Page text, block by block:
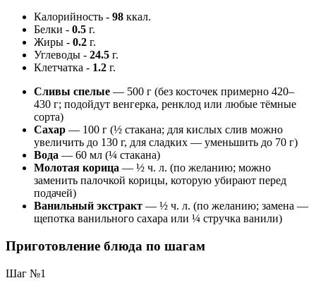
Калорийность - 98 ккал.
Белки - 0.5 г.
Жиры - 0.2 г.
Углеводы - 24.5 г.
Клетчатка - 1.2 г.
Сливы спелые — 500 г (без косточек примерно 420–
430 г; подойдут венгерка, ренклод или любые тёмные
сорта)
Сахар — 100 г (½ стакана; для кислых слив можно
увеличить до 130 г, для сладких — уменьшить до 70 г)
Вода — 60 мл (¼ стакана)
Молотая корица — ½ ч. л. (по желанию; можно
заменить палочкой корицы, которую убирают перед
подачей)
Ванильный экстракт — ½ ч. л. (по желанию; замена —
щепотка ванильного сахара или ¼ стручка ванили)
Приготовление блюда по шагам
Шаг №1